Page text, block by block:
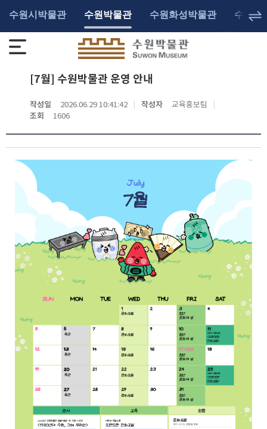
수원시박물관 수원박물관 수원화성박물관 수원광
[7월] 수원박물관 운영 안내
작성일 2026.06.29 10:41:42 작성자
교육홍보팀
조회
1606